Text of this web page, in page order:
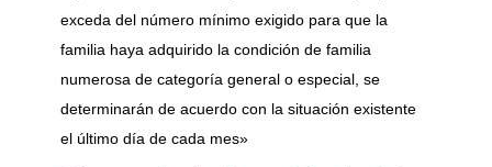
exceda del número mínimo exigido para que la
familia haya adquirido la condición de familia
numerosa de categoría general o especial, se
determinarán de acuerdo con la situación existente
el último día de cada mes»